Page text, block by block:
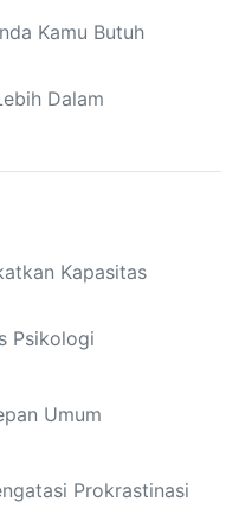
Kamu Butuh
Dalam
Kapasitas
Psikologi
Umum
Prokrastinasi